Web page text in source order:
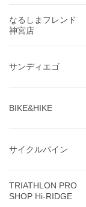
なるしまフレンド
神宮店
サンディエゴ
BIKE&HIKE
サイクルパイン
TRIATHLON PRO
SHOP Hi-RIDGE